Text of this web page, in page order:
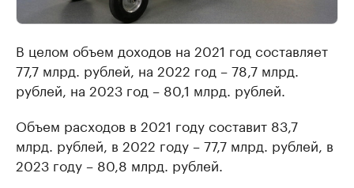
В целом объем доходов на 2021 год составляет
77,7 млрд. рублей, на 2022 год – 78,7 млрд.
рублей, на 2023 год – 80,1 млрд. рублей.
Объем расходов в 2021 году составит 83,7
млрд. рублей, в 2022 году – 77,7 млрд. рублей, в
2023 году – 80,8 млрд. рублей.